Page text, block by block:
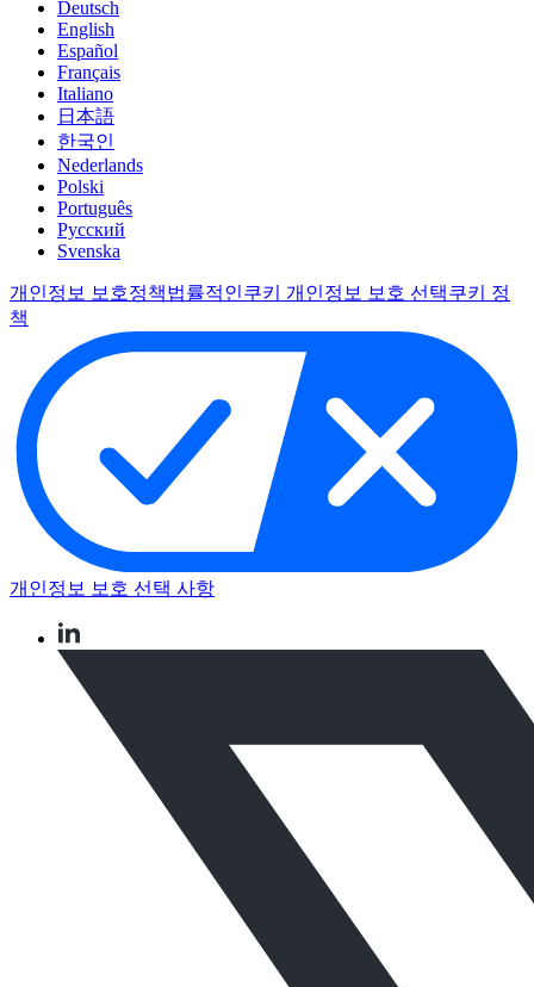
Deutsch
English
Español
Français
Italiano
日本語
한국인
Nederlands
Polski
Português
Pусский
Svenska
개인정보 보호정책법률적인쿠키 개인정보 보호 선택쿠키 정
책
개인정보 보호 선택 사항